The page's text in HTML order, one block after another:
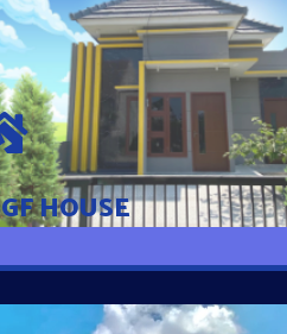
HOUSE
BGF HOUSE
Hunian Mewah Pusat Kota dengan fasilitas
Free Desain, Dapur, Parkir Mobil dengan 3
Kamar Tidur dan 2 Kamar Mandi.